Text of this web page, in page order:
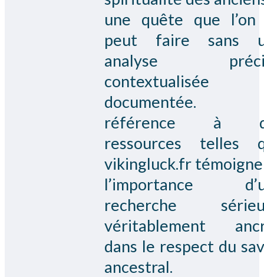
une quête que l’on
peut faire sans
analyse
contextualisée
documentée.
référence à
ressources telles
vikingluck.fr
l’importance
recherche
véritablement
dans le respect du
ancestral.